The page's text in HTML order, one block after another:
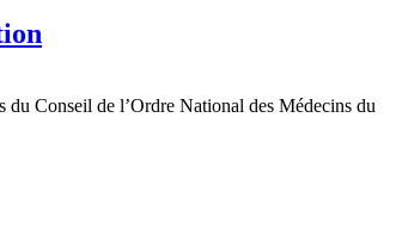
Conseil de l’Ordre National des Médecins du